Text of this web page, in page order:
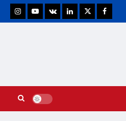
Facebook
Twitter
Linkedin
VK
Youtube